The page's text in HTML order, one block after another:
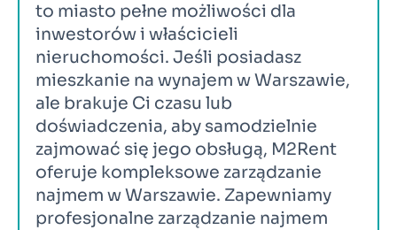
to miasto pełne możliwości dla
inwestorów i właścicieli
nieruchomości. Jeśli posiadasz
mieszkanie na wynajem w Warszawie,
ale brakuje Ci czasu lub
doświadczenia, aby samodzielnie
zajmować się jego obsługą, M2Rent
oferuje kompleksowe zarządzanie
najmem w Warszawie. Zapewniamy
profesjonalne zarządzanie najmem